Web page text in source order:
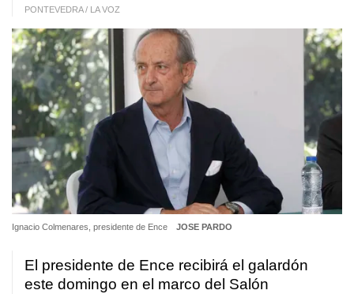
PONTEVEDRA / LA VOZ
Ignacio Colmenares, presidente de Ence JOSE PARDO
El presidente de Ence recibirá el galardón
este domingo en el marco del Salón